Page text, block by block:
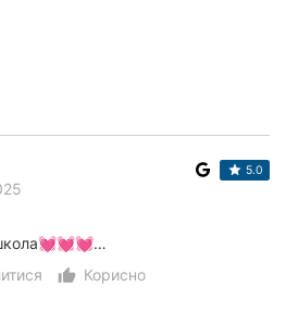
5.0
thumb_up_alt
Корисно